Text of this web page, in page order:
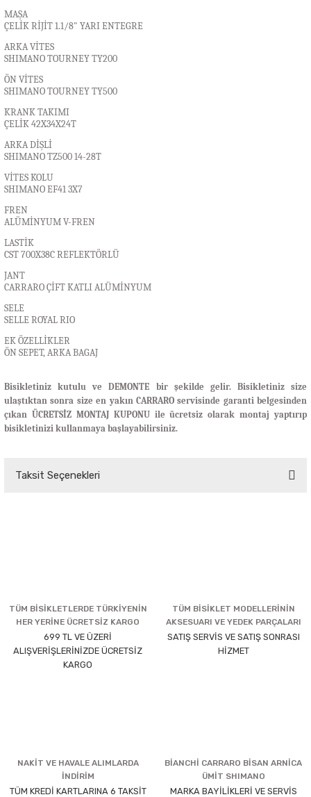
MAŞA
ÇELİK RİJİT 1.1/8" YARI ENTEGRE
ARKA VİTES
SHIMANO TOURNEY TY200
ÖN VİTES
SHIMANO TOURNEY TY500
KRANK TAKIMI
ÇELİK 42X34X24T
ARKA DİŞLİ
SHIMANO TZ500 14-28T
VİTES KOLU
SHIMANO EF41 3X7
FREN
ALÜMİNYUM V-FREN
LASTİK
CST 700X38C REFLEKTÖRLÜ
JANT
CARRARO ÇİFT KATLI ALÜMİNYUM
SELE
SELLE ROYAL RIO
EK ÖZELLİKLER
ÖN SEPET, ARKA BAGAJ
Bisikletiniz kutulu ve DEMONTE bir şekilde gelir. Bisikletiniz size
ulaştıktan sonra size en yakın CARRARO servisinde garanti belgesinden
çıkan ÜCRETSİZ MONTAJ KUPONU ile ücretsiz olarak montaj yaptırıp
bisikletinizi kullanmaya başlayabilirsiniz.
Taksit Seçenekleri
TÜM BİSİKLETLERDE TÜRKİYENİN
HER YERİNE ÜCRETSİZ KARGO
699 TL VE ÜZERİ
ALIŞVERİŞLERİNİZDE ÜCRETSİZ
KARGO
TÜM BİSİKLET MODELLERİNİN
AKSESUARI VE YEDEK PARÇALARI
SATIŞ SERVİS VE SATIŞ SONRASI
HİZMET
NAKİT VE HAVALE ALIMLARDA
İNDİRİM
TÜM KREDİ KARTLARINA 6 TAKSİT
BİANCHİ CARRARO BİSAN ARNİCA
ÜMİT SHIMANO
MARKA BAYİLİKLERİ VE SERVİS